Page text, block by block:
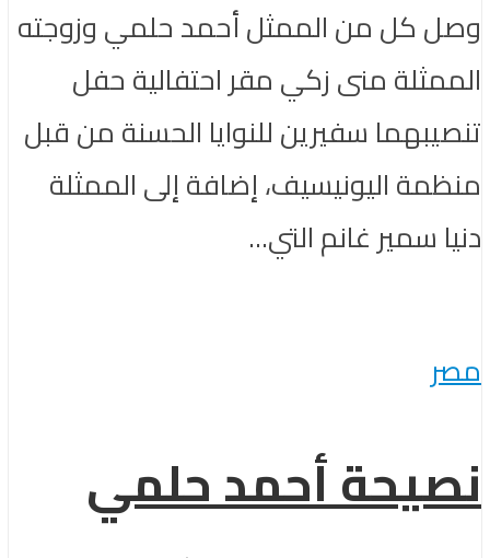
وصل كل من الممثل أحمد حلمي وزوجته
الممثلة منى زكي مقر احتفالية حفل
تنصيبهما سفيرين للنوايا الحسنة من قبل
منظمة اليونيسيف، إضافة إلى الممثلة
دنيا سمير غانم التي...
مصر
نصيحة أحمد حلمي